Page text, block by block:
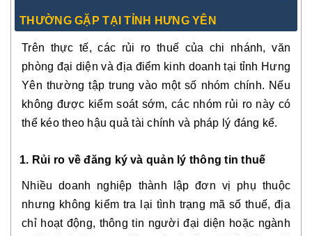
THƯỜNG GẶP TẠI TỈNH HƯNG YÊN
Trên thực tế, các rủi ro thuế của chi nhánh, văn
phòng đại diện và địa điểm kinh doanh tại tỉnh Hưng
Yên thường tập trung vào một số nhóm chính. Nếu
không được kiểm soát sớm, các nhóm rủi ro này có
thể kéo theo hậu quả tài chính và pháp lý đáng kể.
1. Rủi ro về đăng ký và quản lý thông tin thuế
Nhiều doanh nghiệp thành lập đơn vị phụ thuộc
nhưng không kiểm tra lại tình trạng mã số thuế, địa
chỉ hoạt động, thông tin người đại diện hoặc ngành